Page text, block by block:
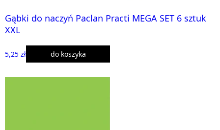
Gąbki do naczyń Paclan Practi MEGA SET 6 sztuk
XXL
5,25 zł do koszyka